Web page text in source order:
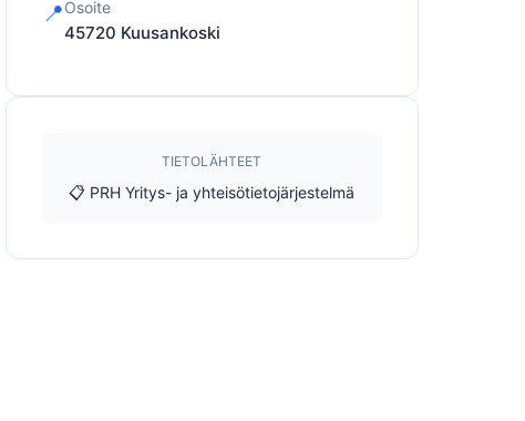
📍Osoite
45720 Kuusankoski
TIETOLÄHTEET
📋 PRH Yritys- ja yhteisötietojärjestelmä